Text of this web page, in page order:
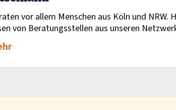
vor allem Menschen aus Köln und NRW.
von Beratungsstellen aus unseren